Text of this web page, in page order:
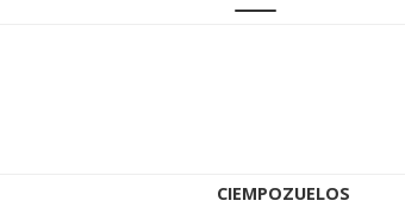
CIEMPOZUELOS